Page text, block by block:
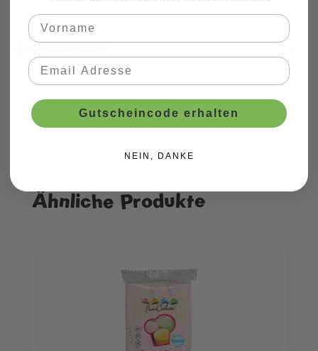
Produktgalerie überspringen
Ähnliche Produkte
Gutscheincode erhalten
NEIN, DANKE